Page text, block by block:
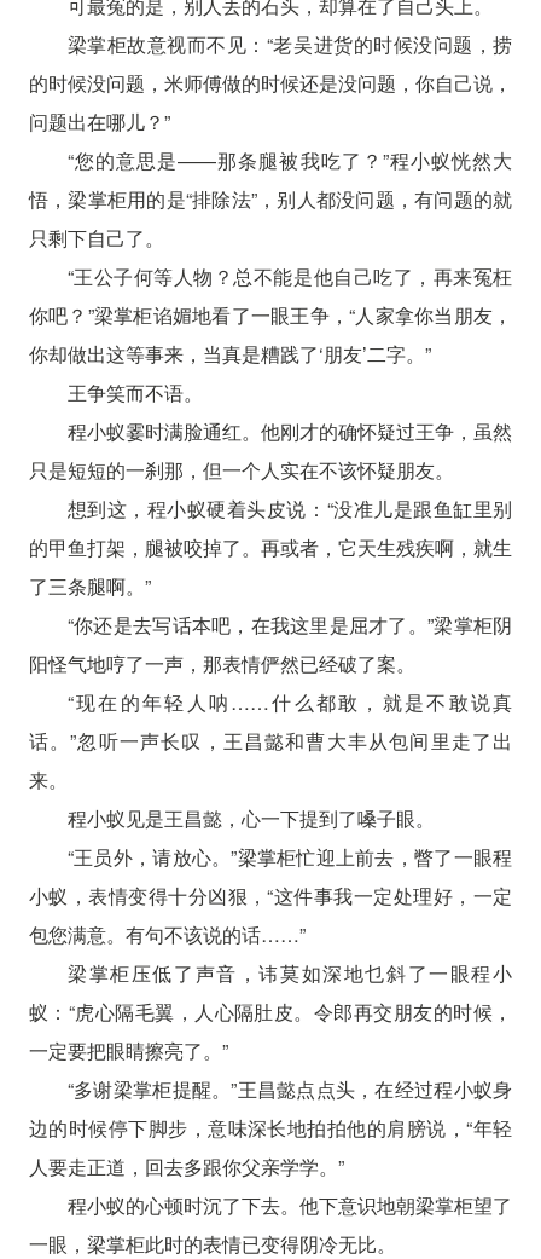
梁掌柜故意视而不见：“老吴进货的时候没问题，捞
的时候没问题，米师傅做的时候还是没问题，你自己说，
问题出在哪儿？”
“您的意思是——那条腿被我吃了？”程小蚁恍然大
悟，梁掌柜用的是“排除法”，别人都没问题，有问题的就
只剩下自己了。
“王公子何等人物？总不能是他自己吃了，再来冤枉
你吧？”梁掌柜谄媚地看了一眼王争，“人家拿你当朋友，
你却做出这等事来，当真是糟践了‘朋友’二字。”
王争笑而不语。
程小蚁霎时满脸通红。他刚才的确怀疑过王争，虽然
只是短短的一刹那，但一个人实在不该怀疑朋友。
想到这，程小蚁硬着头皮说：“没准儿是跟鱼缸里别
的甲鱼打架，腿被咬掉了。再或者，它天生残疾啊，就生
了三条腿啊。”
“你还是去写话本吧，在我这里是屈才了。”梁掌柜阴
阳怪气地哼了一声，那表情俨然已经破了案。
“现在的年轻人呐……什么都敢，就是不敢说真
话。”忽听一声长叹，王昌懿和曹大丰从包间里走了出
来。
程小蚁见是王昌懿，心一下提到了嗓子眼。
“王员外，请放心。”梁掌柜忙迎上前去，瞥了一眼程
小蚁，表情变得十分凶狠，“这件事我一定处理好，一定
包您满意。有句不该说的话……”
梁掌柜压低了声音，讳莫如深地乜斜了一眼程小
蚁：“虎心隔毛翼，人心隔肚皮。令郎再交朋友的时候，
一定要把眼睛擦亮了。”
“多谢梁掌柜提醒。”王昌懿点点头，在经过程小蚁身
边的时候停下脚步，意味深长地拍拍他的肩膀说，“年轻
人要走正道，回去多跟你父亲学学。”
程小蚁的心顿时沉了下去。他下意识地朝梁掌柜望了
一眼，梁掌柜此时的表情已变得阴冷无比。